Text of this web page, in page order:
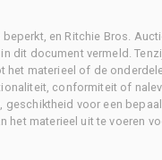
en Ritchie Bros.
dit document vermeld.
materieel of de
conformiteit of
voor een
het materieel uit te voeren